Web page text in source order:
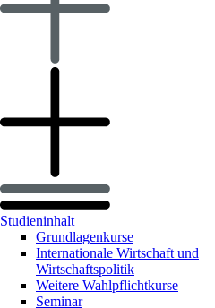
Studieninhalt
Grundlagenkurse
Internationale Wirtschaft und
Wirtschaftspolitik
Weitere Wahlpflichtkurse
Seminar